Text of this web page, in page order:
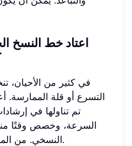
اعتاد خط النسخ
في كثير من الأحيان،
التسرع أو قلة الممارسة.
تم تناولها في
السرعة، وخصص وقتًا
النسخي. من المحتمل أن تعود ذاكرة عضلاتك.